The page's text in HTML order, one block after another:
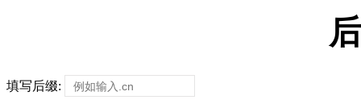
填写后缀: